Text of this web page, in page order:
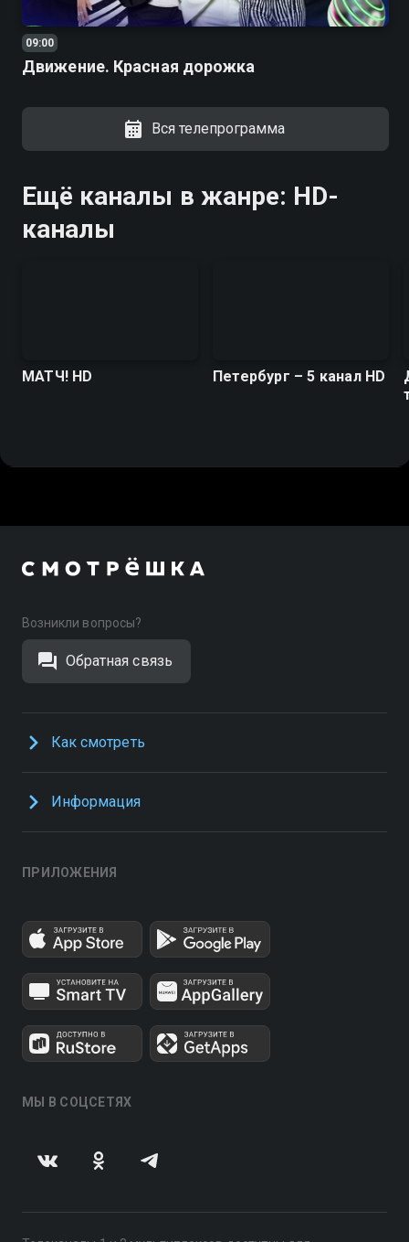
09:00
Движение. Красная дорожка
Вся телепрограмма
Ещё каналы в жанре: HD-
каналы
МАТЧ! HD Петербург – 5 канал HD
Возникли вопросы?
Обратная связь
Как смотреть
Информация
ПРИЛОЖЕНИЯ
МЫ В СОЦСЕТЯХ